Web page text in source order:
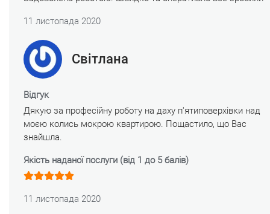
11 листопада 2020
Світлана
Відгук
Дякую за професійну роботу на даху п'ятиповерхівки над
моєю колись мокрою квартирою. Пощастило, що Вас
знайшла.
Якість наданої послуги (від 1 до 5 балів)
11 листопада 2020